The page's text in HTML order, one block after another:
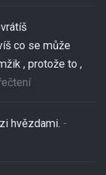
co se může
, protože to ,
hvězdami. -